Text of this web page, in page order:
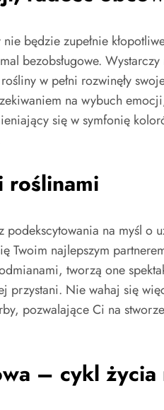
będzie zupełnie
bezobsługowe.
w pełni rozwinęły
na wybuch
się w symfonię
roślinami
podekscytowania na myśl
Twoim najlepszym
tworzą one
przystani. Nie wahaj się
pozwalające Ci na
– cykl